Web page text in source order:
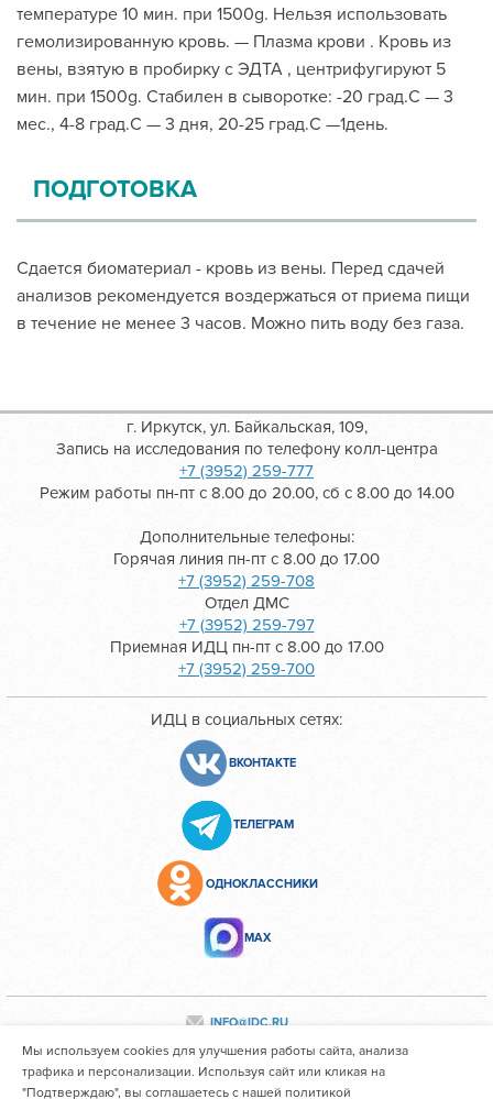
температуре 10 мин. при 1500g. Нельзя использовать
гемолизированную кровь. — Плазма крови . Кровь из
вены, взятую в пробирку с ЭДТА , центрифугируют 5
мин. при 1500g. Стабилен в сыворотке: -20 град.C — 3
мес., 4-8 град.С — 3 дня, 20-25 град.С —1день.
ПОДГОТОВКА
Сдается биоматериал - кровь из вены. Перед сдачей
анализов рекомендуется воздержаться от приема пищи
в течение не менее 3 часов. Можно пить воду без газа.
г. Иркутск, ул. Байкальская, 109,
Запись на исследования по телефону колл-центра
+7 (3952) 259-777
Режим работы пн-пт с 8.00 до 20.00, сб с 8.00 до 14.00
Дополнительные телефоны:
Горячая линия пн-пт с 8.00 до 17.00
+7 (3952) 259-708
Отдел ДМС
+7 (3952) 259-797
Приемная ИДЦ пн-пт с 8.00 до 17.00
+7 (3952) 259-700
ИДЦ в социальных сетях:
ВКОНТАКТЕ
ТЕЛЕГРАМ
ОДНОКЛАССНИКИ
МАХ
INFO@IDC.RU
Все персональные данные сотрудников размещены с их
Мы используем cookies для улучшения работы сайта, анализа
трафика и персонализации. Используя сайт или кликая на
"Подтверждаю", вы соглашаетесь с нашей политикой